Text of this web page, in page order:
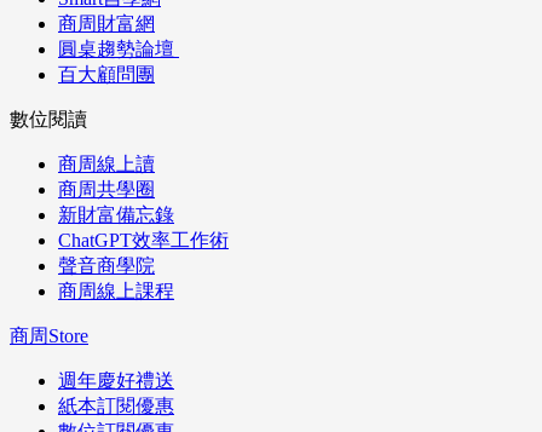
商周財富網
圓桌趨勢論壇
百大顧問團
數位閱讀
商周線上讀
商周共學圈
新財富備忘錄
ChatGPT效率工作術
聲音商學院
商周線上課程
商周Store
週年慶好禮送
紙本訂閱優惠